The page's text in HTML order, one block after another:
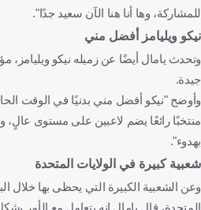
للمشاركة، وها أنا هنا الآن سعيد جدًا".
نيكو ويليامز أفضل مني
وتحدث يامال أيضًا عن زميله نيكو ويليامز،
جيدة.
وأوضح "نيكو أفضل مني بدنيًا في الوقت
منتخبًا رائعًا يضم لاعبين على مستوى عالٍ،
بهدوء".
شعبية كبيرة في الولايات المتحدة
وعن الشعبية الكبيرة التي يحظى بها خلال
المتحدة، قال يامال إنه يتعامل مع الأمر